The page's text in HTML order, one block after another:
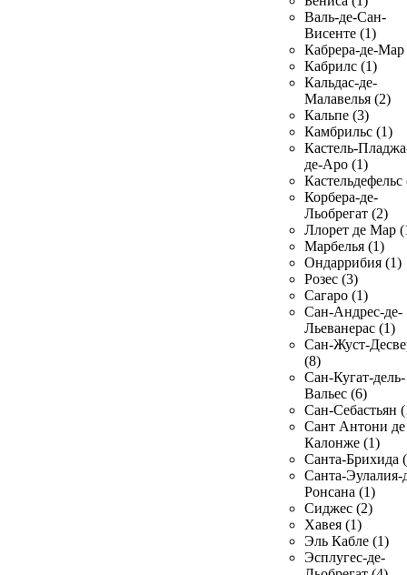
Валь-де-Сан-
Висенте (1)
Кабрера-де-Мар
Кабрилс (1)
Кальдас-де-
Малавелья (2)
Кальпе (3)
Камбрильс (1)
Кастель-
де-Аро (1)
Кастельдефельс
Корбера-де-
Льобрегат (2)
Ллорет де Мар
Марбелья (1)
Ондаррибия (1)
Розес (3)
Сагаро (1)
Сан-Андрес-де-
Льеванерас (1)
Сан-Жуст-
(8)
Сан-Кугат-дель-
Вальес (6)
Сан-Себастьян
Сант Антони де
Калонже (1)
Санта-Брихида
Санта-Эулалия-
Ронсана (1)
Сиджес (2)
Хавея (1)
Эль Кабле (1)
Эсплугес-де-